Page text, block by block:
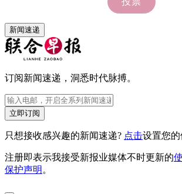
新闻速递
订阅新闻速递，洞悉时代脉搏。
立即订阅
只想接收感兴趣的新闻速递? 点击设置您的
注册即表示我接受新报业媒体不时更新的
保护声明 。